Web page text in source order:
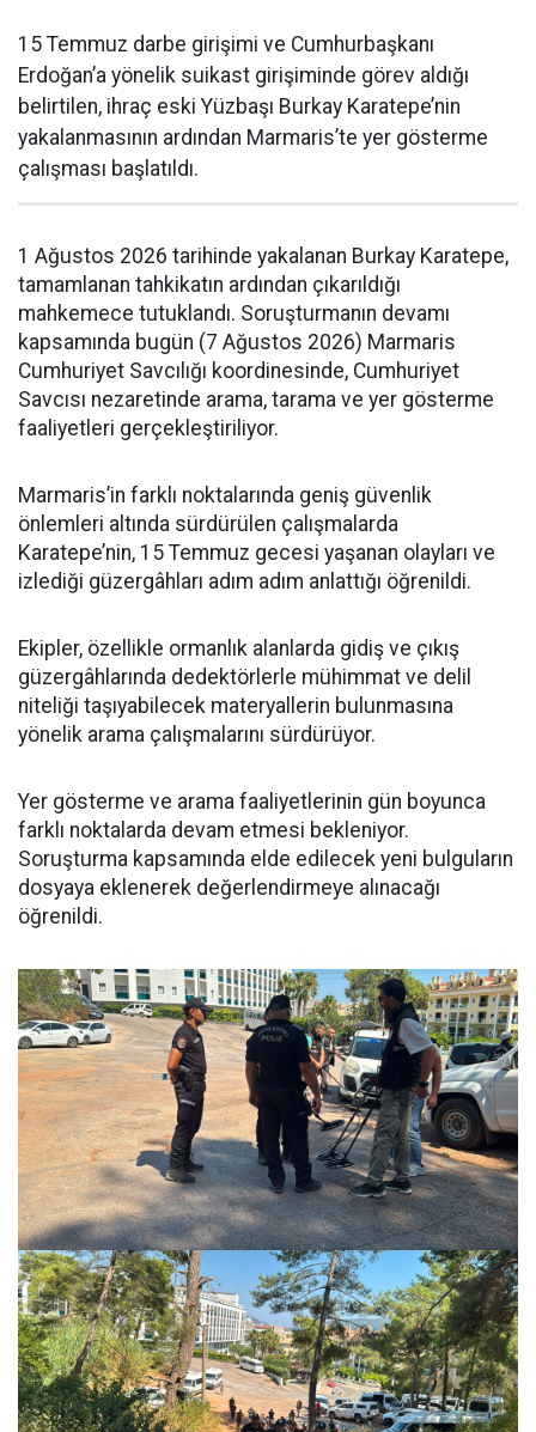
15 Temmuz darbe girişimi ve Cumhurbaşkanı
Erdoğan’a yönelik suikast girişiminde görev aldığı
belirtilen, ihraç eski Yüzbaşı Burkay Karatepe’nin
yakalanmasının ardından Marmaris’te yer gösterme
çalışması başlatıldı.
1 Ağustos 2026 tarihinde yakalanan Burkay Karatepe,
tamamlanan tahkikatın ardından çıkarıldığı
mahkemece tutuklandı. Soruşturmanın devamı
kapsamında bugün (7 Ağustos 2026) Marmaris
Cumhuriyet Savcılığı koordinesinde, Cumhuriyet
Savcısı nezaretinde arama, tarama ve yer gösterme
faaliyetleri gerçekleştiriliyor.
Marmaris’in farklı noktalarında geniş güvenlik
önlemleri altında sürdürülen çalışmalarda
Karatepe’nin, 15 Temmuz gecesi yaşanan olayları ve
izlediği güzergâhları adım adım anlattığı öğrenildi.
Ekipler, özellikle ormanlık alanlarda gidiş ve çıkış
güzergâhlarında dedektörlerle mühimmat ve delil
niteliği taşıyabilecek materyallerin bulunmasına
yönelik arama çalışmalarını sürdürüyor.
Yer gösterme ve arama faaliyetlerinin gün boyunca
farklı noktalarda devam etmesi bekleniyor.
Soruşturma kapsamında elde edilecek yeni bulguların
dosyaya eklenerek değerlendirmeye alınacağı
öğrenildi.